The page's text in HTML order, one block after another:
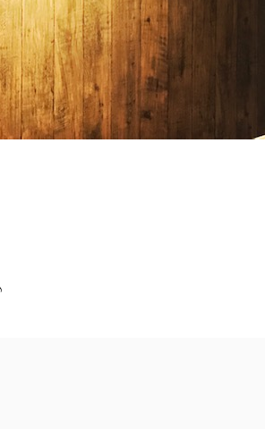
GALLERY
かなう家が設計施工した
COMPANY
株式会社かなう家の紹介